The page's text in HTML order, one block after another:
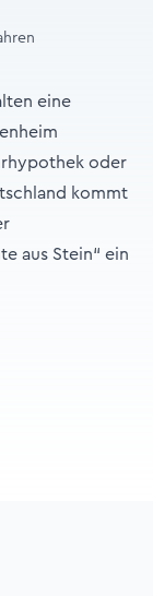
eine
oder
kommt
aus Stein“ ein